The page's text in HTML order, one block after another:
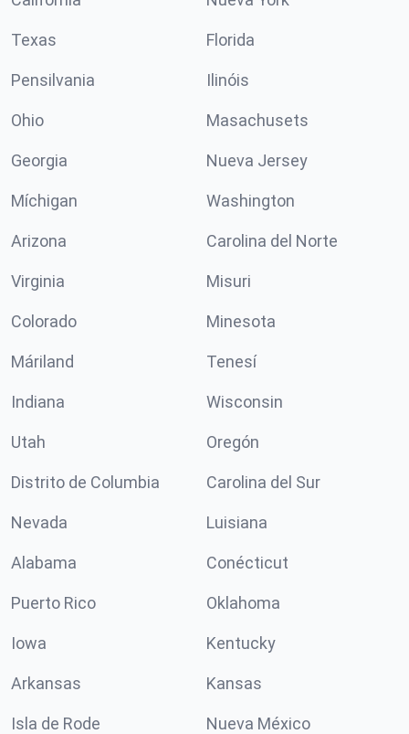
Texas Florida
Pensilvania Ilinóis
Ohio Masachusets
Georgia Nueva Jersey
Míchigan Washington
Arizona Carolina del Norte
Virginia Misuri
Colorado Minesota
Máriland Tenesí
Indiana Wisconsin
Utah Oregón
Distrito de Columbia Carolina del Sur
Nevada Luisiana
Alabama Conécticut
Puerto Rico Oklahoma
Iowa Kentucky
Arkansas Kansas
Isla de Rode Nueva México